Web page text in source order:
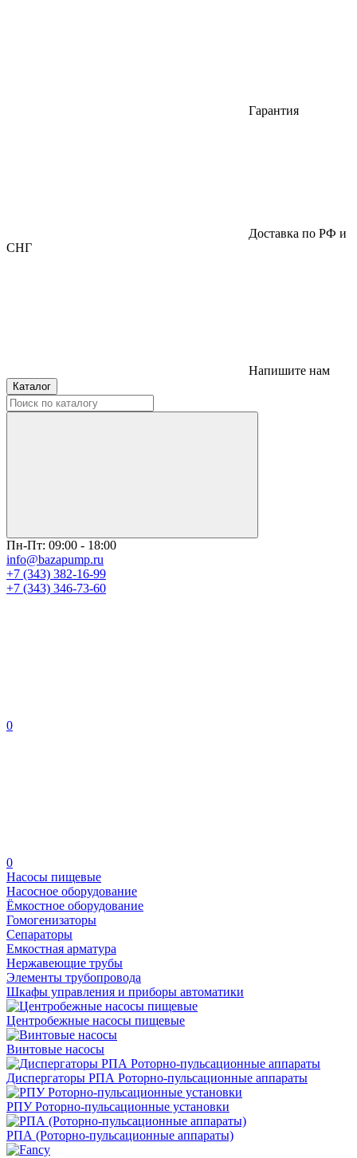
Гарантия
Доставка по РФ и
СНГ
Напишите нам
Каталог
Пн-Пт: 09:00 - 18:00
info@bazapump.ru
+7 (343) 382-16-99
+7 (343) 346-73-‬60
0
0
Насосы пищевые
Насосное оборудование
Ёмкостное оборудование
Гомогенизаторы
Сепараторы
Емкостная арматура
Нержавеющие трубы
Элементы трубопровода
Шкафы управления и приборы автоматики
Центробежные насосы пищевые
Винтовые насосы
Диспергаторы РПА Роторно-пульсационные аппараты
РПУ Роторно-пульсационные установки
РПА (Роторно-пульсационные аппараты)